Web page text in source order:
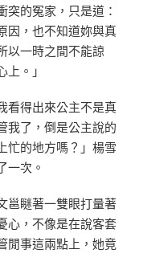
突的冤家，只是道：
因，也不知道妳與真
以一時之間不能諒
。」
看得出來公主不是真
我了，倒是公主說的
忙的地方嗎？」楊雪
一次。
邕瞇著一雙眼打量著
心，不像是在說客套
閒事這兩點上，她竟